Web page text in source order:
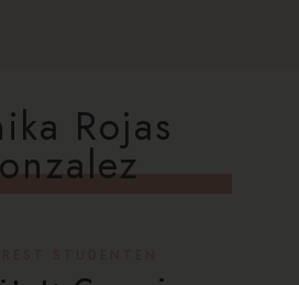
Rojas